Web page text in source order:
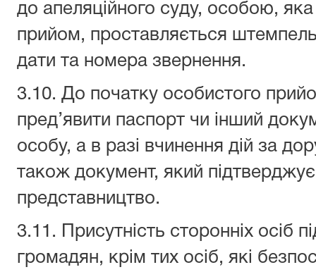
до апеляційного суду, особою,
прийом, проставляється
дати та номера звернення.
3.10. До початку особистого
пред’явити паспорт чи інший
особу, а в разі вчинення дій за
також документ, який
представництво.
3.11. Присутність сторонніх осіб
громадян, крім тих осіб, які